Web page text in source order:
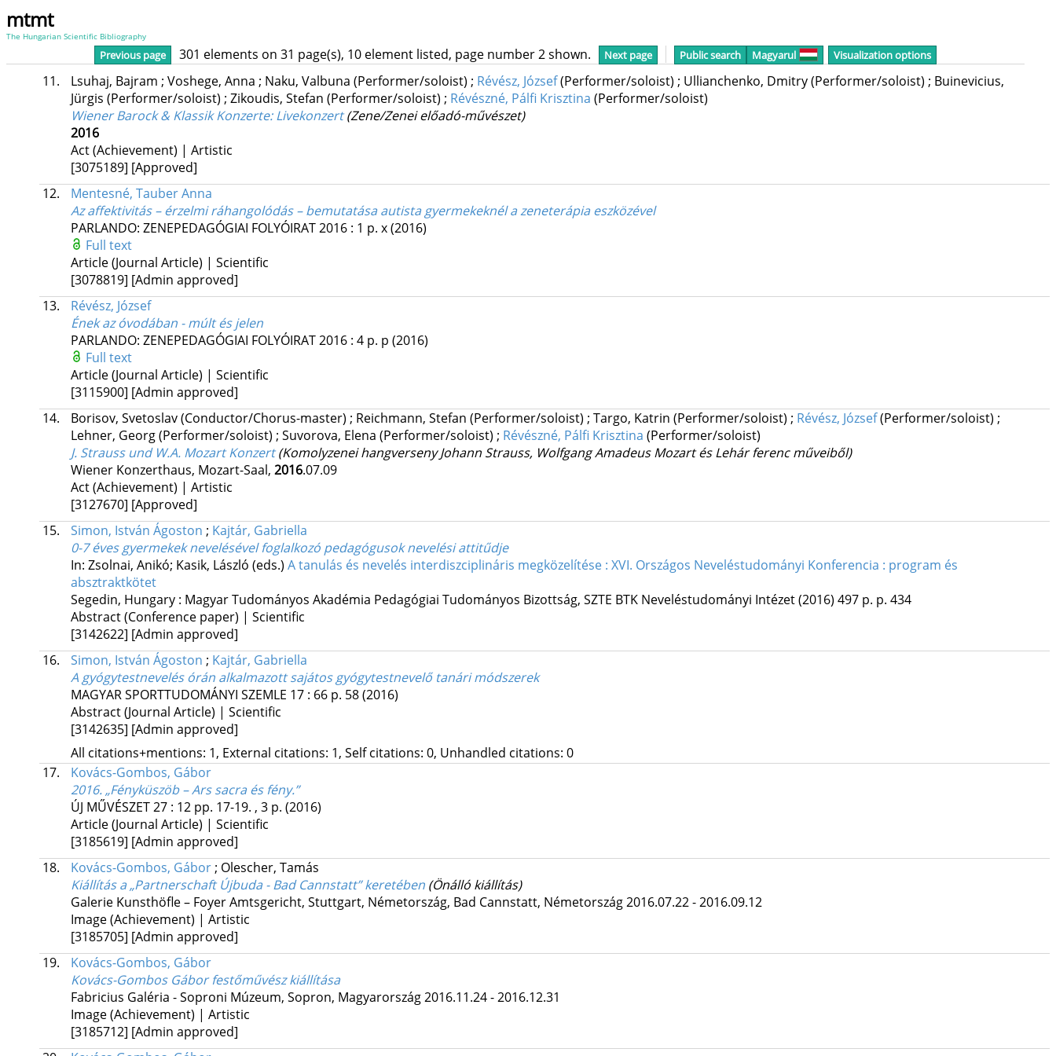
mtmt
The Hungarian Scientific Bibliography
Previous page 301 elements on 31 page(s), 10 element listed, page number 2 shown. Next page Public search Magyarul Visualization options
11. Lsuhaj, Bajram ; Voshege, Anna ; Naku, Valbuna (Performer/soloist) ; Révész, József(Performer/soloist) ; Ullianchenko, Dmitry(Performer/soloist) ; Buinevicius,
Jürgis (Performer/soloist) ; Zikoudis, Stefan (Performer/soloist) ; Révészné, Pálfi Krisztina (Performer/soloist)
Wiener Barock & Klassik Konzerte: Livekonzert(Zene/Zenei előadó-művészet)
2016
Act (Achievement) | Artistic
[3075189] [Approved]
12.
Mentesné, Tauber Anna
Az affektivitás – érzelmi ráhangolódás – bemutatása autista gyermekeknél a zeneterápia eszközével
PARLANDO: ZENEPEDAGÓGIAI FOLYÓIRAT2016: 1 p. x(2016)
Full text
Article (Journal Article) | Scientific
[3078819] [Admin approved]
13.
Révész, József
Ének az óvodában - múlt és jelen
PARLANDO: ZENEPEDAGÓGIAI FOLYÓIRAT2016: 4 p. p (2016)
Full text
Article (Journal Article) | Scientific
[3115900] [Admin approved]
14.
Borisov, Svetoslav(Conductor/Chorus-master) ; Reichmann, Stefan (Performer/soloist) ; Targo, Katrin (Performer/soloist) ; Révész, József(Performer/soloist) ;
Lehner, Georg(Performer/soloist) ; Suvorova, Elena (Performer/soloist) ; Révészné, Pálfi Krisztina (Performer/soloist)
J. Strauss und W.A. Mozart Konzert(Komolyzenei hangverseny Johann Strauss, Wolfgang Amadeus Mozart és Lehár ferenc műveiből)
Wiener Konzerthaus, Mozart-Saal, 2016.07.09
Act (Achievement) | Artistic
[3127670] [Approved]
15.
Simon, István Ágoston ; Kajtár, Gabriella
0-7 éves gyermekek nevelésével foglalkozó pedagógusok nevelési attitűdje
In: Zsolnai, Anikó; Kasik, László (eds.) A tanulás és nevelés interdiszciplináris megközelítése : XVI. Országos Neveléstudományi Konferencia : program és
absztraktkötet
Segedin, Hungary : Magyar Tudományos Akadémia Pedagógiai Tudományos Bizottság, SZTE BTK Neveléstudományi Intézet(2016) 497 p. p. 434
Abstract (Conference paper) | Scientific
[3142622] [Admin approved]
16.
Simon, István Ágoston ; Kajtár, Gabriella
A gyógytestnevelés órán alkalmazott sajátos gyógytestnevelő tanári módszerek
MAGYAR SPORTTUDOMÁNYI SZEMLE 17: 66 p. 58(2016)
Abstract (Journal Article) | Scientific
[3142635] [Admin approved]
All citations+mentions: 1, External citations: 1, Self citations: 0, Unhandled citations: 0
17.
Kovács-Gombos, Gábor
2016. „Fényküszöb – Ars sacra és fény.”
ÚJ MŰVÉSZET27: 12 pp. 17-19. , 3 p. (2016)
Article (Journal Article) | Scientific
[3185619] [Admin approved]
18.
Kovács-Gombos, Gábor; Olescher, Tamás
Kiállítás a „Partnerschaft Újbuda - Bad Cannstatt” keretében(Önálló kiállítás)
Galerie Kunsthöfle – Foyer Amtsgericht, Stuttgart, Németország, Bad Cannstatt, Németország2016.07.22 - 2016.09.12
Image (Achievement) | Artistic
[3185705] [Admin approved]
19.
Kovács-Gombos, Gábor
Kovács-Gombos Gábor festőművész kiállítása
Fabricius Galéria - Soproni Múzeum, Sopron, Magyarország2016.11.24 - 2016.12.31
Image (Achievement) | Artistic
[3185712] [Admin approved]